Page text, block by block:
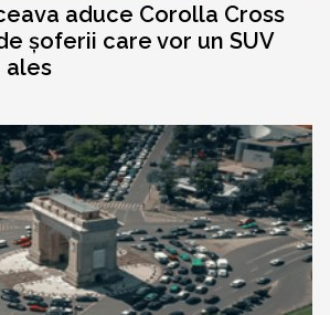
aduce Corolla Cross
șoferii care vor un SUV
ales